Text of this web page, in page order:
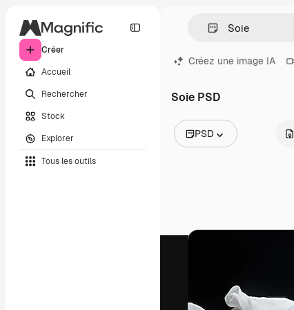
Créer
Accueil
Rechercher
Stock
Explorer
Tous les outils
Créez une image IA
Soie PSD
PSD
Vidéos
Modèles 3D
Polices